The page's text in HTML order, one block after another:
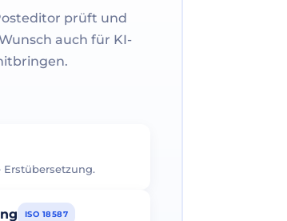
prüft und
auch für KI-
Erstübersetzung.
ISO 18587